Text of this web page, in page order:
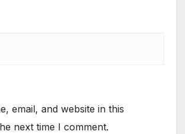
email, and website in this
next time I comment.